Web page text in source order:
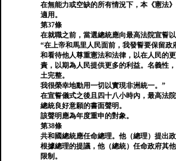
在無能力或空缺的所有情況下，本《憲法
適用。
第37條
在就職之前，當選總統應向最高法院宣誓以
“在上帝和馬里人民面前，我發誓要保留政
和看待他人尊重憲法和法律，以在人民的
責，以期為人民提供更多的利益。名義性
土完整。
我很榮幸地動用一切以實現非洲統一。”
在宣誓儀式之後且四十八小時內，最高法
總統良好意願的書面聲明。
該聲明應為年度重申的對象。
第38條
共和國總統應任命總理。他（總理）提出
根據總理的提議，他（總統）任命政府其
限制。